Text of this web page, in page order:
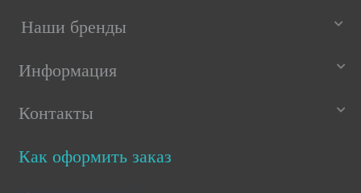
Наши бренды
Информация
Контакты
Как оформить заказ